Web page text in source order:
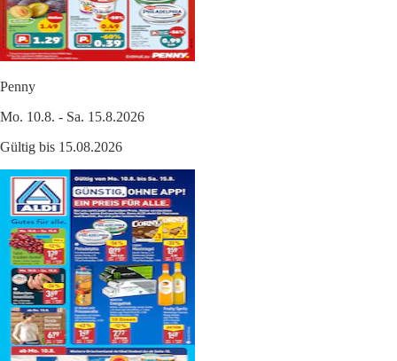
Penny
Mo. 10.8. - Sa. 15.8.2026
Gültig bis 15.08.2026